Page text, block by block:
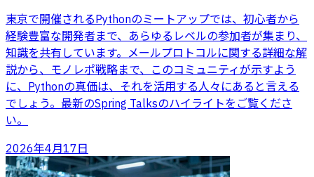
東京で開催されるPythonのミートアップでは、初心者から
経験豊富な開発者まで、あらゆるレベルの参加者が集まり、
知識を共有しています。メールプロトコルに関する詳細な解
説から、モノレポ戦略まで、このコミュニティが示すよう
に、Pythonの真価は、それを活用する人々にあると言える
でしょう。最新のSpring Talksのハイライトをご覧くださ
い。
2026年4月17日